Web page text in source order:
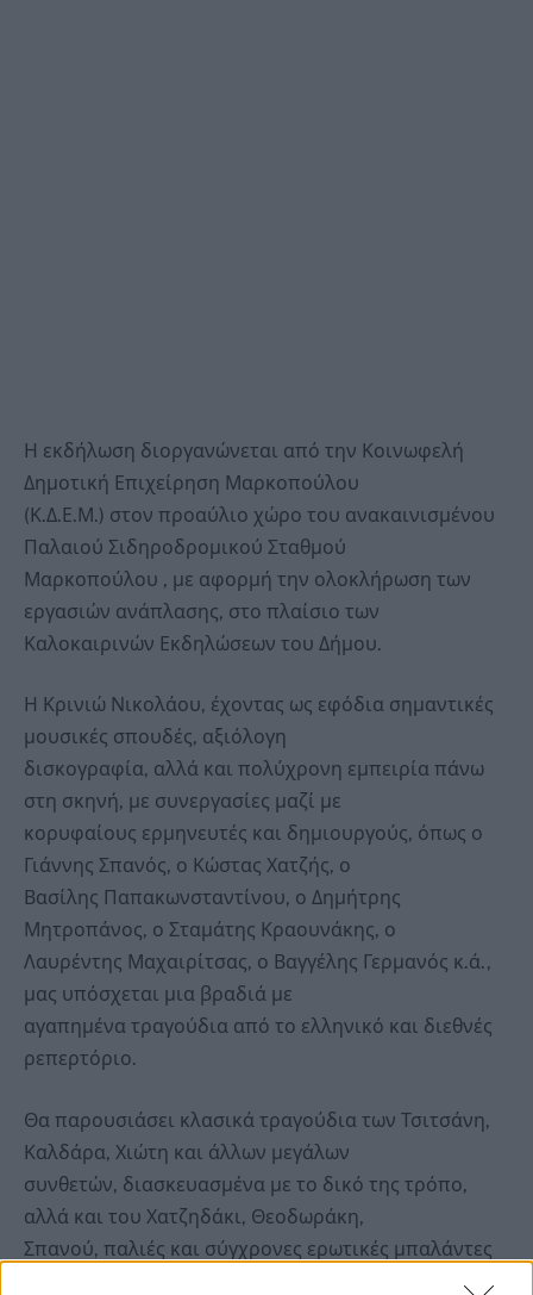
Η εκδήλωση διοργανώνεται από την Κοινωφελή
Δημοτική Επιχείρηση Μαρκοπούλου
(Κ.Δ.Ε.Μ.) στον προαύλιο χώρο του ανακαινισμένου
Παλαιού Σιδηροδρομικού Σταθμού
Μαρκοπούλου , με αφορμή την ολοκλήρωση των
εργασιών ανάπλασης, στο πλαίσιο των
Καλοκαιρινών Εκδηλώσεων του Δήμου.
Η Κρινιώ Νικολάου, έχοντας ως εφόδια σημαντικές
μουσικές σπουδές, αξιόλογη
δισκογραφία, αλλά και πολύχρονη εμπειρία πάνω
στη σκηνή, με συνεργασίες μαζί με
κορυφαίους ερμηνευτές και δημιουργούς, όπως ο
Γιάννης Σπανός, ο Κώστας Χατζής, ο
Βασίλης Παπακωνσταντίνου, ο Δημήτρης
Μητροπάνος, ο Σταμάτης Κραουνάκης, ο
Λαυρέντης Μαχαιρίτσας, ο Βαγγέλης Γερμανός κ.ά.,
μας υπόσχεται μια βραδιά με
αγαπημένα τραγούδια από το ελληνικό και διεθνές
ρεπερτόριο.
Θα παρουσιάσει κλασικά τραγούδια των Τσιτσάνη,
Καλδάρα, Χιώτη και άλλων μεγάλων
συνθετών, διασκευασμένα με το δικό της τρόπο,
αλλά και του Χατζηδάκι, Θεοδωράκη,
Σπανού, παλιές και σύγχρονες ερωτικές μπαλάντες